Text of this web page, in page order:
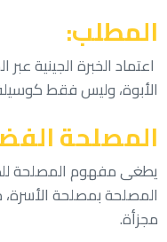
المطلب:
اعتماد الخبرة الجينية
الأبوة، وليس فقط
المصلحة
يطغى مفهوم المصلحة
المصلحة بمصلحة
مجزأة.